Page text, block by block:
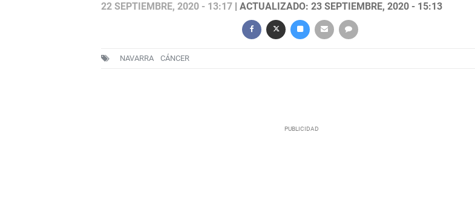
22 SEPTIEMBRE, 2020 - 13:17| ACTUALIZADO: 23 SEPTIEMBRE, 2020 - 15:13
NAVARRA CÁNCER